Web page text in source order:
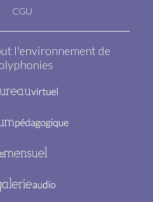
CGU
l'environnement de